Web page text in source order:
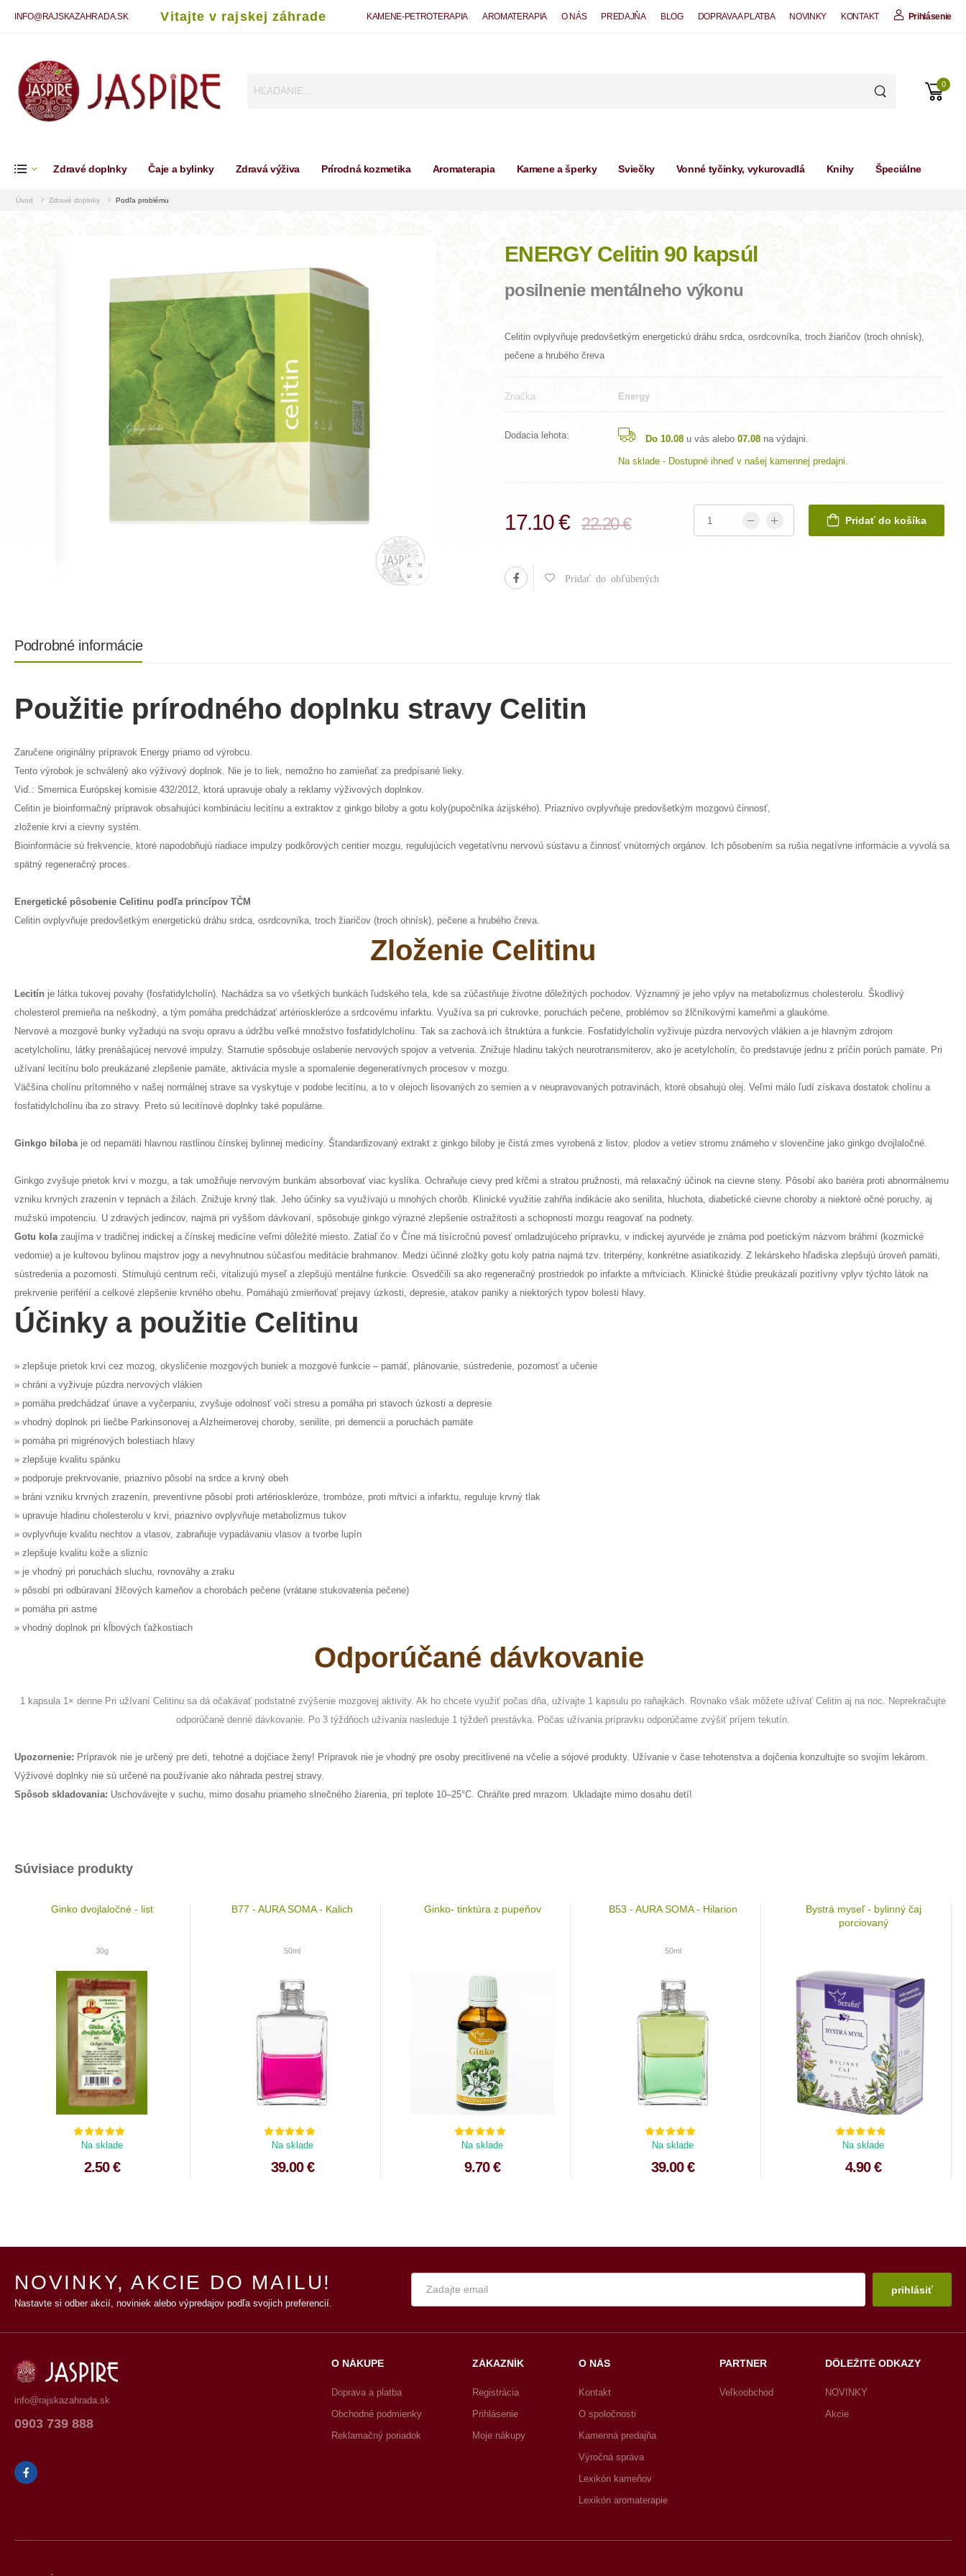
INFO@RAJSKAZAHRADA.SK Vitajte v rajskej záhrade KAMENE-PETROTERAPIA AROMATERAPIA O NÁS PREDAJŇA BLOG DOPRAVA A PLATBA NOVINKY KONTAKT Prihlásenie
0
Zdravé doplnky Čaje a bylinky Zdravá výživa Prírodná kozmetika Aromaterapia Kamene a šperky Sviečky Vonné tyčinky, vykurovadlá Knihy Špeciálne
Úvod Zdravé doplnky Podľa problému
ENERGY Celitin 90 kapsúl
posilnenie mentálneho výkonu
Celitin ovplyvňuje predovšetkým energetickú dráhu srdca, osrdcovníka, troch žiaričov (troch ohnísk),
pečene a hrubého čreva
Značka: Energy
Dodacia lehota: Do 10.08 u vás alebo 07.08 na výdajni.
Na sklade - Dostupné ihneď v našej kamennej predajni.
17.10 € 22.20 € Pridať do košíka
Pridať do obľúbených
Podrobné informácie
Použitie prírodného doplnku stravy Celitin
Zaručene originálny prípravok Energy priamo od výrobcu.
Tento výrobok je schválený ako výživový doplnok. Nie je to liek, nemožno ho zamieňať za predpísané lieky.
Viď.: Smernica Európskej komisie 432/2012, ktorá upravuje obaly a reklamy výživových doplnkov.
Celitin je bioinformačný prípravok obsahujúci kombináciu lecitínu a extraktov z ginkgo biloby a gotu koly(pupočníka ázijského). Priaznivo ovplyvňuje predovšetkým mozgovú činnosť,
zloženie krvi a cievny systém.
Bioinformácie sú frekvencie, ktoré napodobňujú riadiace impulzy podkôrových centier mozgu, regulujúcich vegetatívnu nervovú sústavu a činnosť vnútorných orgánov. Ich pôsobením sa rušia negatívne informácie a vyvolá sa
spätný regeneračný proces.
Energetické pôsobenie Celitinu podľa princípov TČM
Celitin ovplyvňuje predovšetkým energetickú dráhu srdca, osrdcovníka, troch žiaričov (troch ohnísk), pečene a hrubého čreva.
Zloženie Celitinu
Lecitín je látka tukovej povahy (fosfatidylcholín). Nachádza sa vo všetkých bunkách ľudského tela, kde sa zúčastňuje životne dôležitých pochodov. Významný je jeho vplyv na metabolizmus cholesterolu. Škodlivý
cholesterol premieňa na neškodný, a tým pomáha predchádzať artérioskleróze a srdcovému infarktu. Využíva sa pri cukrovke, poruchách pečene, problémov so žlčníkovými kameňmi a glaukóme.
Nervové a mozgové bunky vyžadujú na svoju opravu a údržbu veľké množstvo fosfatidylcholínu. Tak sa zachová ich štruktúra a funkcie. Fosfatidylcholín vyživuje púzdra nervových vlákien a je hlavným zdrojom
acetylcholínu, látky prenášajúcej nervové impulzy. Starnutie spôsobuje oslabenie nervových spojov a vetvenia. Znižuje hladinu takých neurotransmiterov, ako je acetylcholín, čo predstavuje jednu z príčin porúch pamäte. Pri
užívaní lecitínu bolo preukázané zlepšenie pamäte, aktivácia mysle a spomalenie degeneratívnych procesov v mozgu.
Väčšina cholínu prítomného v našej normálnej strave sa vyskytuje v podobe lecitínu, a to v olejoch lisovaných zo semien a v neupravovaných potravinách, ktoré obsahujú olej. Veľmi málo ľudí získava dostatok cholínu a
fosfatidylcholínu iba zo stravy. Preto sú lecitínové doplnky také populárne.
Ginkgo bilobaje od nepamäti hlavnou rastlinou čínskej bylinnej medicíny. Štandardizovaný extrakt z ginkgo biloby je čistá zmes vyrobená z listov, plodov a vetiev stromu známeho v slovenčine jako ginkgo dvojlaločné.
Ginkgo zvyšuje prietok krvi v mozgu, a tak umožňuje nervovým bunkám absorbovať viac kyslíka. Ochraňuje cievy pred kŕčmi a stratou pružnosti, má relaxačný účinok na cievne steny. Pôsobí ako bariéra proti abnormálnemu
vzniku krvných zrazenín v tepnách a žilách. Znižuje krvný tlak. Jeho účinky sa využívajú u mnohých chorôb. Klinické využitie zahŕňa indikácie ako senilita, hluchota, diabetické cievne choroby a niektoré očné poruchy, aj
mužskú impotenciu. U zdravých jedincov, najmä pri vyššom dávkovaní, spôsobuje ginkgo výrazné zlepšenie ostražitosti a schopnosti mozgu reagovať na podnety.
Gotu kolazaujíma v tradičnej indickej a čínskej medicíne veľmi dôležité miesto. Zatiaľ čo v Číne má tisícročnú povesť omladzujúceho prípravku, v indickej ayurvéde je známa pod poetickým názvom bráhmí (kozmické
vedomie) a je kultovou bylinou majstrov jogy a nevyhnutnou súčasťou meditácie brahmanov. Medzi účinné zložky gotu koly patria najmä tzv. triterpény, konkrétne asiatikozidy. Z lekárskeho hľadiska zlepšujú úroveň pamäti,
sústredenia a pozornosti. Stimulujú centrum reči, vitalizujú myseľ a zlepšujú mentálne funkcie. Osvedčili sa ako regeneračný prostriedok po infarkte a mŕtviciach. Klinické štúdie preukázali pozitívny vplyv týchto látok na
prekrvenie periférií a celkové zlepšenie krvného obehu. Pomáhajú zmierňovať prejavy úzkosti, depresie, atakov paniky a niektorých typov bolesti hlavy.
Účinky a použitie Celitinu
» zlepšuje prietok krvi cez mozog, okysličenie mozgových buniek a mozgové funkcie – pamäť, plánovanie, sústredenie, pozornosť a učenie
» chráni a vyživuje púzdra nervových vlákien
» pomáha predchádzať únave a vyčerpaniu, zvyšuje odolnosť voči stresu a pomáha pri stavoch úzkosti a depresie
» vhodný doplnok pri liečbe Parkinsonovej a Alzheimerovej choroby, senilite, pri demencii a poruchách pamäte
» pomáha pri migrénových bolestiach hlavy
» zlepšuje kvalitu spánku
» podporuje prekrvovanie, priaznivo pôsobí na srdce a krvný obeh
» bráni vzniku krvných zrazenín, preventívne pôsobí proti artérioskleróze, trombóze, proti mŕtvici a infarktu, reguluje krvný tlak
» upravuje hladinu cholesterolu v krvi, priaznivo ovplyvňuje metabolizmus tukov
» ovplyvňuje kvalitu nechtov a vlasov, zabraňuje vypadávaniu vlasov a tvorbe lupín
» zlepšuje kvalitu kože a slizníc
» je vhodný pri poruchách sluchu, rovnováhy a zraku
» pôsobí pri odbúravaní žlčových kameňov a chorobách pečene (vrátane stukovatenia pečene)
» pomáha pri astme
» vhodný doplnok pri kĺbových ťažkostiach
Odporúčané dávkovanie
1 kapsula 1× denne Pri užívaní Celitinu sa dá očakávať podstatné zvýšenie mozgovej aktivity. Ak ho chcete využiť počas dňa, užívajte 1 kapsulu po raňajkách. Rovnako však môžete užívať Celitin aj na noc. Neprekračujte
odporúčané denné dávkovanie. Po 3 týždňoch užívania nasleduje 1 týždeň prestávka. Počas užívania prípravku odporúčame zvýšiť príjem tekutín.
Upozornenie: Prípravok nie je určený pre deti, tehotné a dojčiace ženy! Prípravok nie je vhodný pre osoby precitlivené na včelie a sójové produkty. Užívanie v čase tehotenstva a dojčenia konzultujte so svojím lekárom.
Výživové doplnky nie sú určené na používanie ako náhrada pestrej stravy.
Spôsob skladovania: Uschovávejte v suchu, mimo dosahu priameho slnečného žiarenia, pri teplote 10–25°C. Chráňte pred mrazom. Ukladajte mimo dosahu detí!
Súvisiace produkty
Ginko dvojlaločné - list
30g
Na sklade
2.50 €
B77 - AURA SOMA - Kalich
50ml
Na sklade
39.00 €
Ginko- tinktúra z pupeňov
Na sklade
9.70 €
B53 - AURA SOMA - Hilarion
50ml
Na sklade
39.00 €
Bystrá myseľ - bylinný čaj
porciovaný
Na sklade
4.90 €
NOVINKY, AKCIE DO MAILU!
Nastavte si odber akcií, noviniek alebo výpredajov podľa svojich preferencií.
prihlásiť
info@rajskazahrada.sk
0903 739 888
O NÁKUPE
Doprava a platba
Obchodné podmienky
Reklamačný poriadok
ZÁKAZNÍK
Registrácia
Prihlásenie
Moje nákupy
O NÁS
Kontakt
O spoločnosti
Kamenná predajňa
Výročná správa
Lexikón kameňov
Lexikón aromaterapie
PARTNER
Veľkoobchod
DÔLEŽITÉ ODKAZY
NOVINKY
Akcie